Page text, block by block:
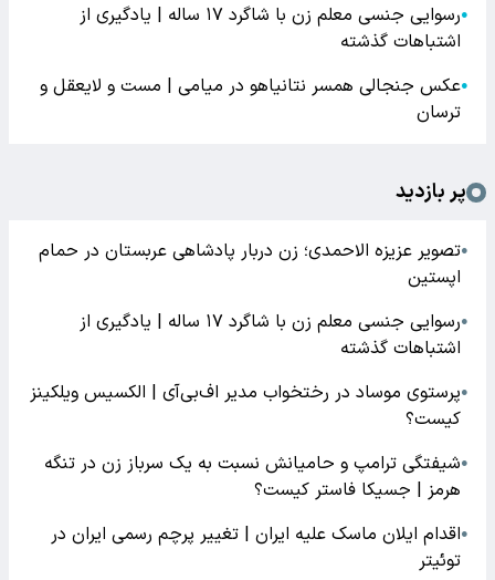
●
رسوایی جنسی معلم زن با شاگرد ۱۷ ساله | یادگیری از
اشتباهات گذشته
●عکس جنجالی همسر نتانیاهو در میامی | مست و لایعقل و
ترسان
پر بازدید
●تصویر عزیزه الاحمدی؛ زن دربار پادشاهی عربستان در حمام
اپستین
●
رسوایی جنسی معلم زن با شاگرد ۱۷ ساله | یادگیری از
اشتباهات گذشته
●پرستوی موساد در رختخواب مدیر اف‌بی‌آی | الکسیس ویلکینز
کیست؟
●شیفتگی ترامپ و حامیانش نسبت به یک سرباز زن در تنگه
هرمز | جسیکا فاستر کیست؟
●اقدام ایلان ماسک علیه ایران | تغییر پرچم رسمی ایران در
توئیتر